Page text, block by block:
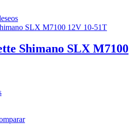
Shimano SLX M7100